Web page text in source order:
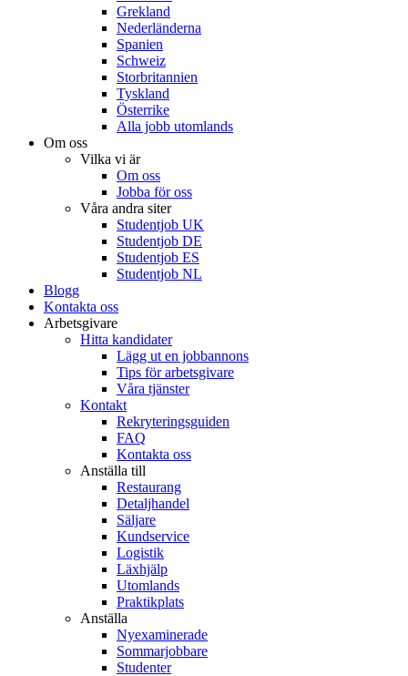
Grekland
Nederländerna
Spanien
Schweiz
Storbritannien
Tyskland
Österrike
Alla jobb utomlands
Om oss
Vilka vi är
Om oss
Jobba för oss
Våra andra siter
Studentjob UK
Studentjob DE
Studentjob ES
Studentjob NL
Blogg
Kontakta oss
Arbetsgivare
Hitta kandidater
Lägg ut en jobbannons
Tips för arbetsgivare
Våra tjänster
Kontakt
Rekryteringsguiden
FAQ
Kontakta oss
Anställa till
Restaurang
Detaljhandel
Säljare
Kundservice
Logistik
Läxhjälp
Utomlands
Praktikplats
Anställa
Nyexaminerade
Sommarjobbare
Studenter